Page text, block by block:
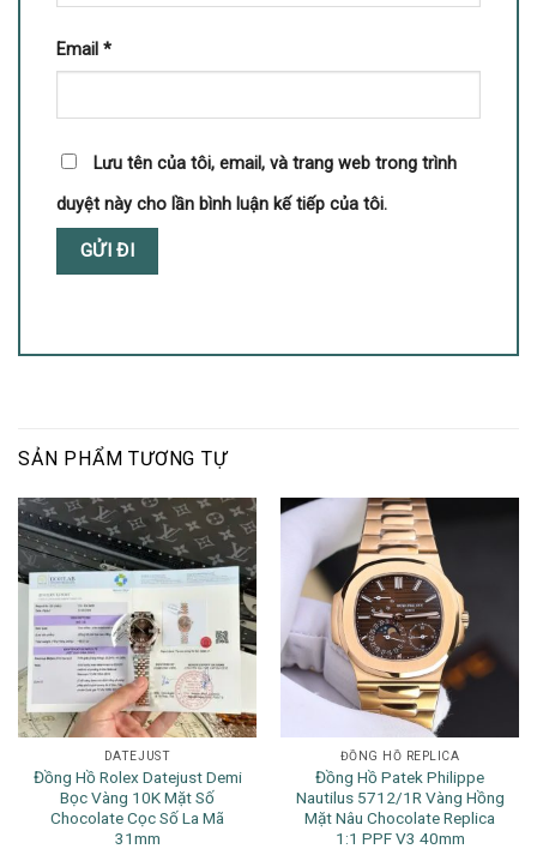
Email *
Lưu tên của tôi, email, và trang web trong trình
duyệt này cho lần bình luận kế tiếp của tôi.
SẢN PHẨM TƯƠNG TỰ
DATEJUST
Đồng Hồ Rolex Datejust Demi
Bọc Vàng 10K Mặt Số
Chocolate Cọc Số La Mã
31mm
ĐỒNG HỒ REPLICA
Đồng Hồ Patek Philippe
Nautilus 5712/1R Vàng Hồng
Mặt Nâu Chocolate Replica
1:1 PPF V3 40mm